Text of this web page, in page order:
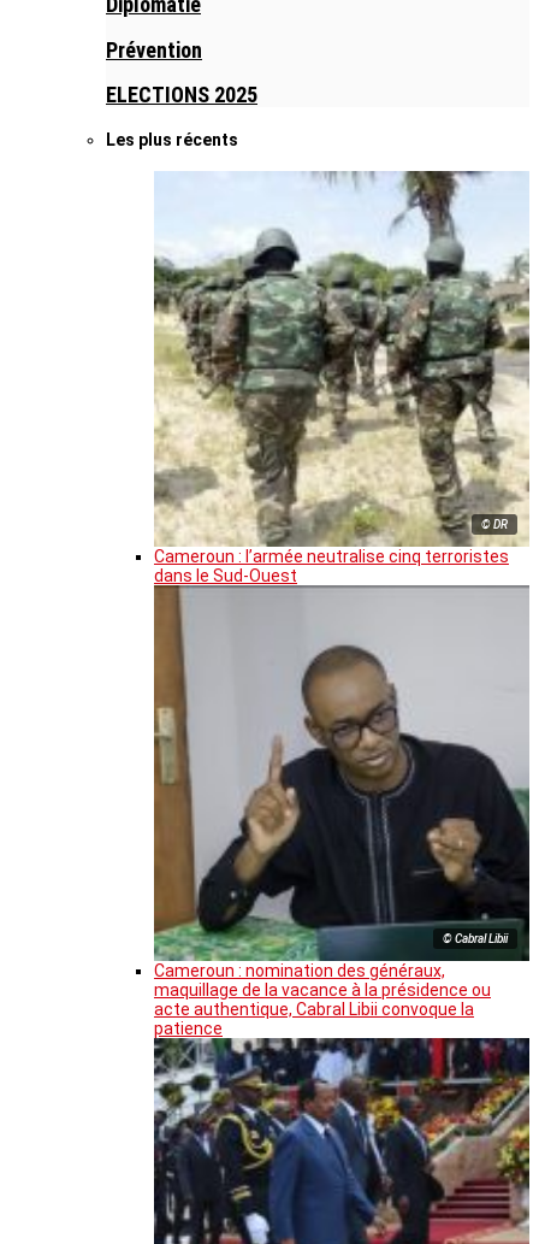
Prévention
ELECTIONS 2025
Les plus récents
© DR
Cameroun : l’armée neutralise cinq terroristes
dans le Sud-Ouest
© Cabral Libii
Cameroun : nomination des généraux,
maquillage de la vacance à la présidence ou
acte authentique, Cabral Libii convoque la
patience